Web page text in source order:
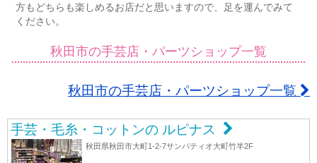
方もどちらも楽しめるお店だと思いますので、足を運んでみて
ください。
秋田市の手芸店・パーツショップ一覧
秋田市の手芸店・パーツショップ一覧
手芸・毛糸・コットンの ルピナス
秋田県秋田市大町1-2-7サンパティオ大町竹半2F